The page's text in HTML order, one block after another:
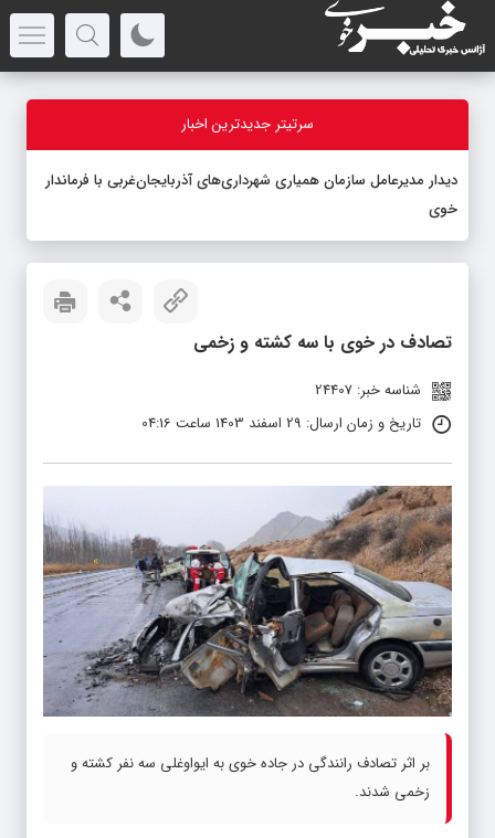
سرتیتر جدیدترین اخبار
دیدار مدیرعامل سازمان همیاری شهرداری‌های آذربایجان‌غربی با فرماندار
خوی
تصادف در خوی با سه کشته و زخمی
شناسه خبر: 24407
تاریخ و زمان ارسال: 29 اسفند 1403 ساعت 04:16
بر اثر تصادف رانندگی در جاده خوی به ایواوغلی سه نفر کشته و
زخمی شدند.